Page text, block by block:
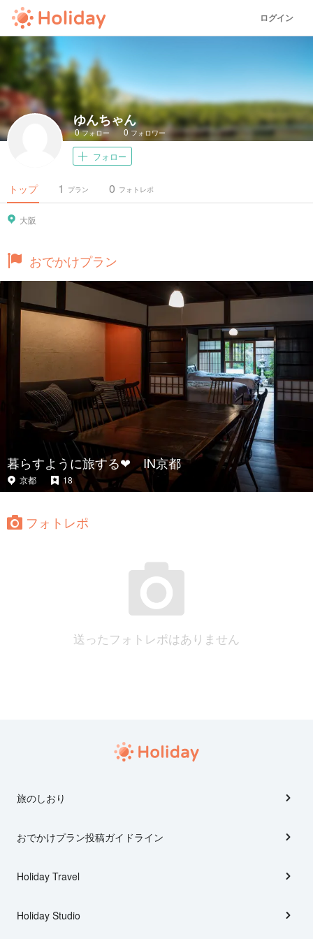
ログイン
ゆんちゃん
0フォロー 0 フォロワー
フォロー
トップ プラン
1 フォトレポ
0
大阪
おでかけプラン
暮らすように旅する❤ IN京都
京都 18
フォトレポ
送ったフォトレポはありません
旅のしおり
おでかけプラン投稿ガイドライン
Holiday Travel
Holiday Studio